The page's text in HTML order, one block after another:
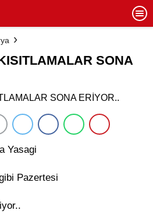
SONA
Yasagi
Pazertesi